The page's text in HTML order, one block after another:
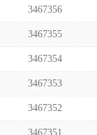
3467356
3467355
3467354
3467353
3467352
3467351